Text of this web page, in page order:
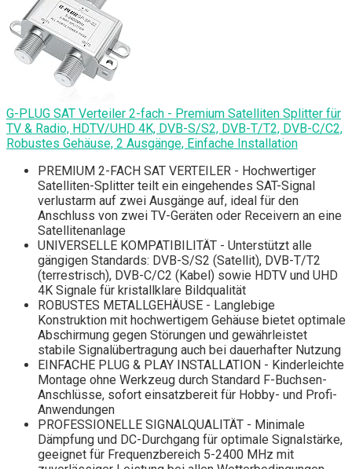
G-PLUG SAT Verteiler 2-fach - Premium Satelliten Splitter für
TV & Radio, HDTV/UHD 4K, DVB-S/S2, DVB-T/T2, DVB-C/C2,
Robustes Gehäuse, 2 Ausgänge, Einfache Installation
PREMIUM 2-FACH SAT VERTEILER - Hochwertiger
Satelliten-Splitter teilt ein eingehendes SAT-Signal
verlustarm auf zwei Ausgänge auf, ideal für den
Anschluss von zwei TV-Geräten oder Receivern an eine
Satellitenanlage
UNIVERSELLE KOMPATIBILITÄT - Unterstützt alle
gängigen Standards: DVB-S/S2 (Satellit), DVB-T/T2
(terrestrisch), DVB-C/C2 (Kabel) sowie HDTV und UHD
4K Signale für kristallklare Bildqualität
ROBUSTES METALLGEHÄUSE - Langlebige
Konstruktion mit hochwertigem Gehäuse bietet optimale
Abschirmung gegen Störungen und gewährleistet
stabile Signalübertragung auch bei dauerhafter Nutzung
EINFACHE PLUG & PLAY INSTALLATION - Kinderleichte
Montage ohne Werkzeug durch Standard F-Buchsen-
Anschlüsse, sofort einsatzbereit für Hobby- und Profi-
Anwendungen
PROFESSIONELLE SIGNALQUALITÄT - Minimale
Dämpfung und DC-Durchgang für optimale Signalstärke,
geeignet für Frequenzbereich 5-2400 MHz mit